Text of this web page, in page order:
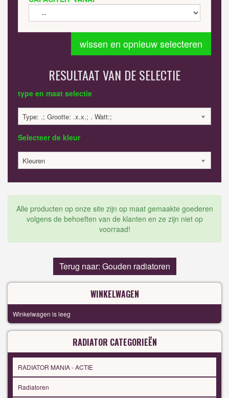
wissen en opnieuw selecteren
RESULTAAT VAN DE SELECTIE
type en maat selectie
Type: .; Grootte: .x.x.; . Watt:;
Selecteer de kleur
Kleuren
Alle producten op onze site zijn op maat gemaakte goederen
volgens de behoeften van de klanten en ze zijn niet op
voorraad!
Terug naar: Gouden radiatoren
WINKELWAGEN
Winkelwagen is leeg
RADIATOR CATEGORIEËN
RADIATOR MANIA - ACTIE
Radiatoren